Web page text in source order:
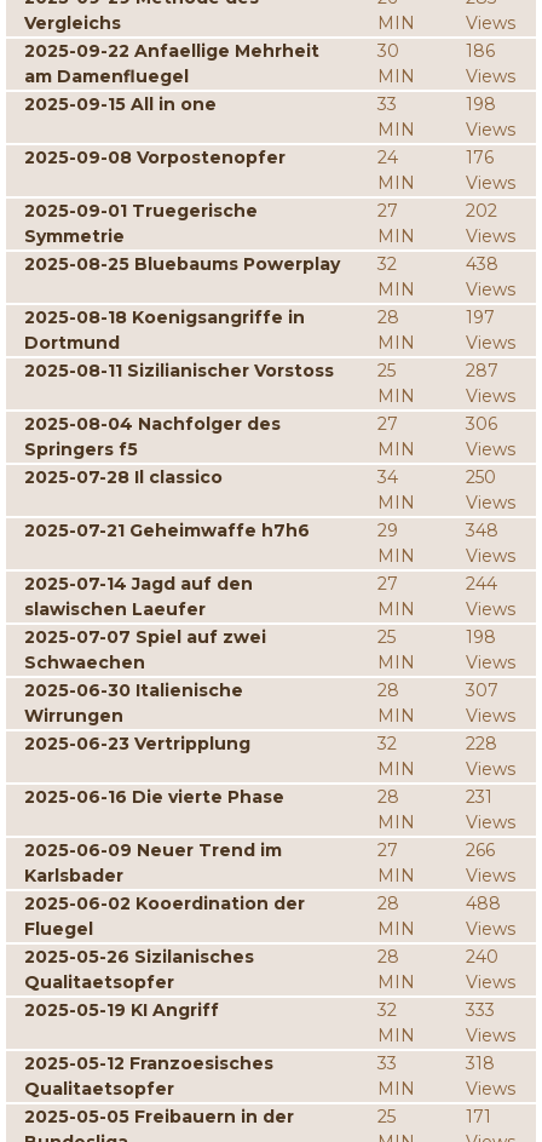
Vergleichs
MIN
Views
2025-09-22 Anfaellige Mehrheit
am Damenfluegel
30
MIN
186
Views
2025-09-15 All in one
33
MIN
198
Views
2025-09-08 Vorpostenopfer
24
MIN
176
Views
2025-09-01 Truegerische
Symmetrie
27
MIN
202
Views
2025-08-25 Bluebaums Powerplay
32
MIN
438
Views
2025-08-18 Koenigsangriffe in
Dortmund
28
MIN
197
Views
2025-08-11 Sizilianischer Vorstoss
25
MIN
287
Views
2025-08-04 Nachfolger des
Springers f5
27
MIN
306
Views
2025-07-28 Il classico
34
MIN
250
Views
2025-07-21 Geheimwaffe h7h6
29
MIN
348
Views
2025-07-14 Jagd auf den
slawischen Laeufer
27
MIN
244
Views
2025-07-07 Spiel auf zwei
Schwaechen
25
MIN
198
Views
2025-06-30 Italienische
Wirrungen
28
MIN
307
Views
2025-06-23 Vertripplung
32
MIN
228
Views
2025-06-16 Die vierte Phase
28
MIN
231
Views
2025-06-09 Neuer Trend im
Karlsbader
27
MIN
266
Views
2025-06-02 Kooerdination der
Fluegel
28
MIN
488
Views
2025-05-26 Sizilanisches
Qualitaetsopfer
28
MIN
240
Views
2025-05-19 KI Angriff
32
MIN
333
Views
2025-05-12 Franzoesisches
Qualitaetsopfer
33
MIN
318
Views
2025-05-05 Freibauern in der
25
171